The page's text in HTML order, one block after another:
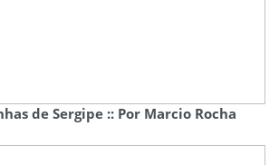
de Sergipe :: Por Marcio Rocha